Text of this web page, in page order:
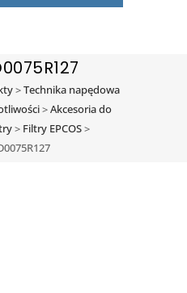
>Technika napędowa
>Akcesoria do
> Filtry EPCOS>